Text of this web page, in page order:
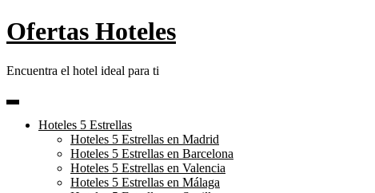
Skip
to
Ofertas Hoteles
Encuentra el hotel ideal para ti
Hoteles 5 Estrellas
Hoteles 5 Estrellas en Madrid
Hoteles 5 Estrellas en Barcelona
Hoteles 5 Estrellas en Valencia
Hoteles 5 Estrellas en Málaga